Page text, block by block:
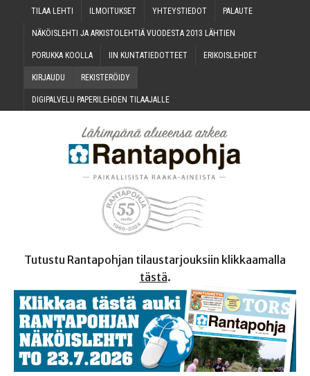
TILAA LEH­TI ILMOI­TUK­SET YHTEYS­TIE­DOT PALAU­TE
NÄKÖIS­LEH­TI JA ARKIS­TO­LEH­TIÄ VUO­DES­TA 2013 LÄHTIEN
PORUK­KA KOOLLA IIN KUN­TA­TIE­DOT­TEET ERI­KOIS­LEH­DET
KIR­JAU­DU REKIS­TE­RÖI­DY
DIGI­PAL­VE­LU PAPE­RI­LEH­DEN TILAAJALLE
Tutustu Rantapohjan tilaustarjouksiin klikkaamalla
tästä.